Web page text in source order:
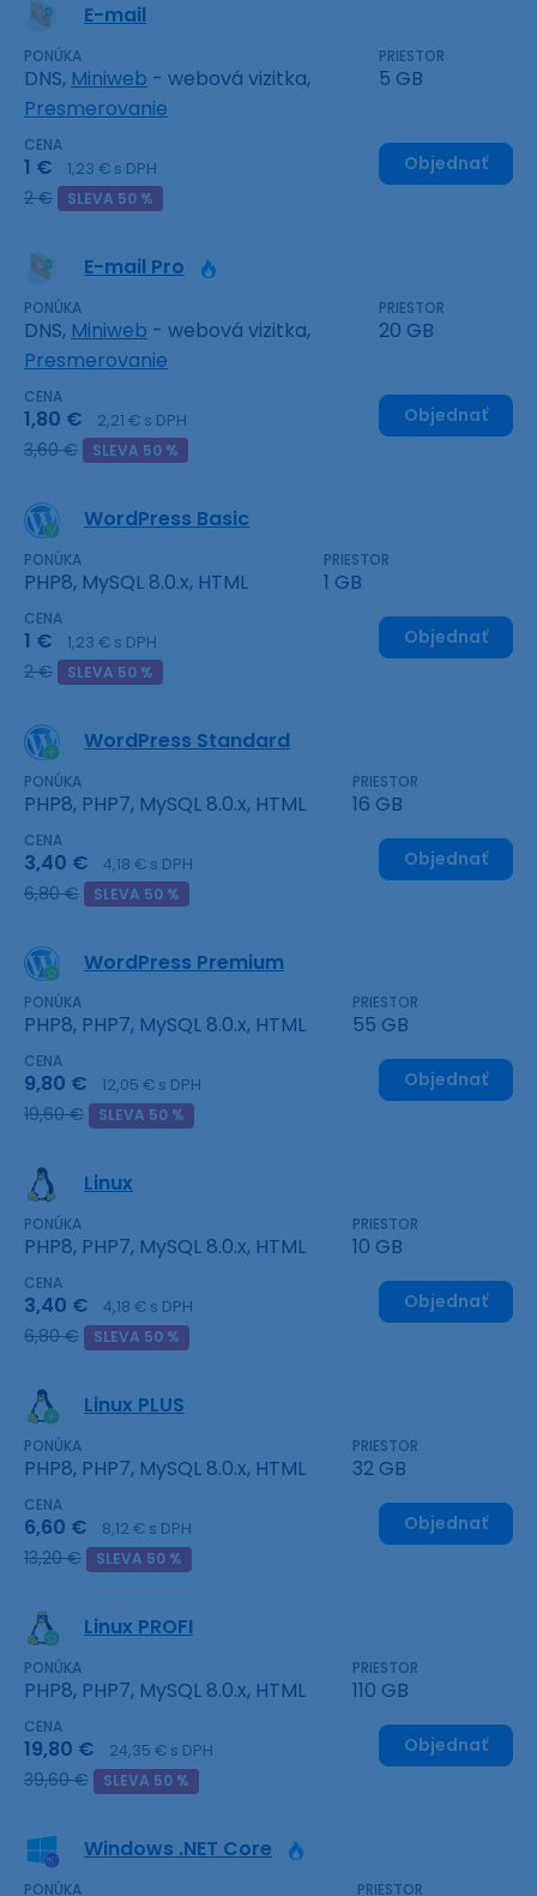
E-mail
PONÚKA
DNS, Miniweb - webová vizitka,
Presmerovanie
PRIESTOR
5 GB
CENA
1 € 1,23 € s DPH
2 € SLEVA 50 %
Objednať
E-mail Pro
PONÚKA
DNS, Miniweb - webová vizitka,
Presmerovanie
PRIESTOR
20 GB
CENA
1,80 € 2,21 € s DPH
3,60 € SLEVA 50 %
Objednať
WordPress Basic
PONÚKA
PHP8, MySQL 8.0.x, HTML
PRIESTOR
1 GB
CENA
1 € 1,23 € s DPH
2 € SLEVA 50 %
Objednať
WordPress Standard
PONÚKA
PHP8, PHP7, MySQL 8.0.x, HTML
PRIESTOR
16 GB
CENA
3,40 € 4,18 € s DPH
6,80 € SLEVA 50 %
Objednať
WordPress Premium
PONÚKA
PHP8, PHP7, MySQL 8.0.x, HTML
PRIESTOR
55 GB
CENA
9,80 € 12,05 € s DPH
19,60 € SLEVA 50 %
Objednať
Linux
PONÚKA
PHP8, PHP7, MySQL 8.0.x, HTML
PRIESTOR
10 GB
CENA
3,40 € 4,18 € s DPH
6,80 € SLEVA 50 %
Objednať
Linux PLUS
PONÚKA
PHP8, PHP7, MySQL 8.0.x, HTML
PRIESTOR
32 GB
CENA
6,60 € 8,12 € s DPH
13,20 € SLEVA 50 %
Objednať
Linux PROFI
PONÚKA
PHP8, PHP7, MySQL 8.0.x, HTML
PRIESTOR
110 GB
CENA
19,80 € 24,35 € s DPH
39,60 € SLEVA 50 %
Objednať
Windows .NET Core
PONÚKA PRIESTOR